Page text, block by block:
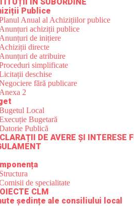
Publice
Anual al Achizițiilor publice
Anunțuri achiziții publice
Anunțuri de inițiere
Achiziții directe
Anunțuri de atribuire
simplificate
deschise
fără publicare
Anexa 2
Local
Bugetară
Publică
DE AVERE ȘI INTERESE
Structura
de specialitate
CLM
ședințe ale consiliului local